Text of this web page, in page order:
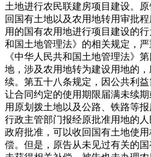
土地进行农民联建房项目建设。
回国有土地以及农用地转用审批
用的国有农用地进行项目建设的
和国土地管理法》的相关规定，严
《中华人民共和国土地管理法》
地，涉及农用地转为建设用地的
续。第五十八条规定，因公共利
让合同约定的使用期限届满未续
用原划拨土地以及公路、铁路等
行政主管部门报经原批准用地的
政府批准，可以收回国有土地使
偿。但是，原告从未见过有关的